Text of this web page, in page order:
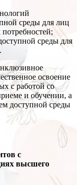
среды для лиц
среды для
освоение
с работой со
и обучении, а
доступной среды
с
высшего